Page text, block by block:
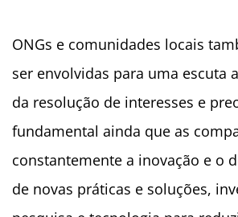
ONGs e comunidades locais
ser envolvidas para uma escuta
da resolução de interesses e
fundamental ainda que as
constantemente a inovação e o
de novas práticas e soluções,